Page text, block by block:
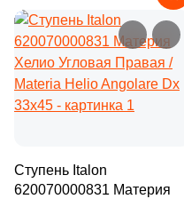
Ступень Italon
620070000831 Материя